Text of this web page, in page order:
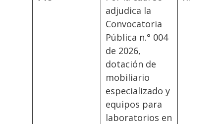
adjudica la
Convocatoria
Pública n.° 004
de 2026,
dotación de
mobiliario
especializado y
equipos para
laboratorios en